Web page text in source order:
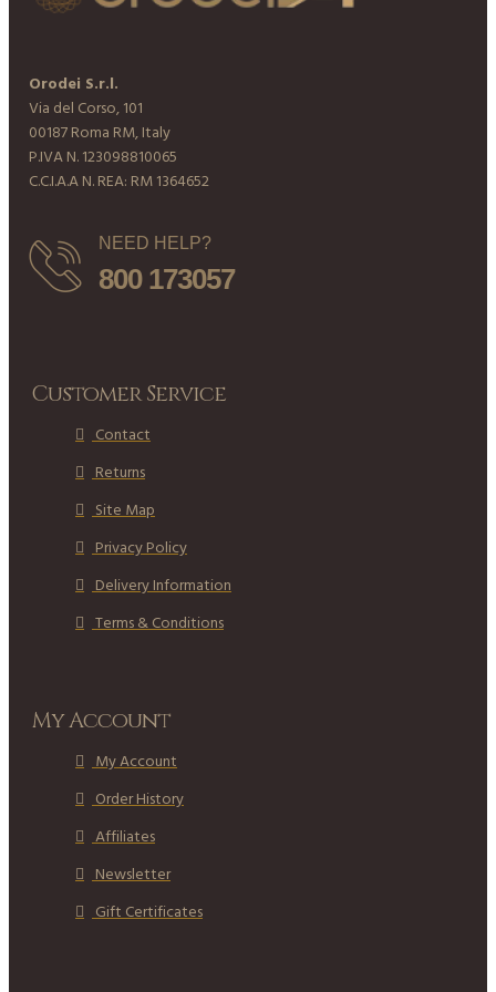
Orodei S.r.l.
Via del Corso, 101
00187 Roma RM, Italy
P.IVA N. 123098810065
C.C.I.A.A N. REA: RM 1364652
NEED HELP?
800 173057
Customer Service
Contact
Returns
Site Map
Privacy Policy
Delivery Information
Terms & Conditions
My Account
My Account
Order History
Affiliates
Newsletter
Gift Certificates